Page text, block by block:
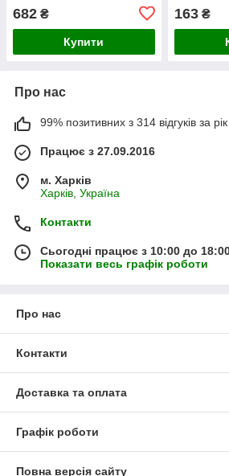
бороди)
682 ₴
Купити
163₴
Про нас
99% позитивних з 314 відгуків за рік
Працює з 27.09.2016
м. Харків
Харків, Україна
Контакти
Сьогодні працює з 10:00 до
Показати весь графік роботи
Про нас
Контакти
Доставка та оплата
Графік роботи
Повна версія сайту